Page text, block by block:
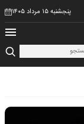
پنجشنبه ۱۵ مرداد ۱۴۰۵